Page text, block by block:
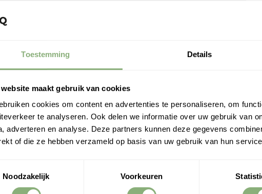
Toestemming Details
website maakt gebruik van cookies
cookies om content en advertenties te personaliseren, om
te analyseren. Ook delen we informatie over uw gebruik van
adverteren en analyse. Deze partners kunnen deze gegevens
of die ze hebben verzameld op basis van uw gebruik van hun
Noodzakelijk
Voorkeuren
gehaald om de lichtbronnen te vervangen, mochten
vervanging toe zijn.
voor aluminium en staal om een stevig maar ook licht geheel
zwart afgewerkt met een hoogwaardige poedercoat lak.
kanten op richten met een slim kantel systeem, zie ook de foto’s.
in een 1lichtpuntvariant.
2 GU10 lampen, hierbij kan er gekozen worden voor slimme
de Philips HUE GU10 verlichting. Let er op dat de oude colour
lang. De nieuwere color versie is van het normale formaat en past
Ambiance versie past zonder problemen.
Trimless inbouwspot GU10 Milo 2 Zwart